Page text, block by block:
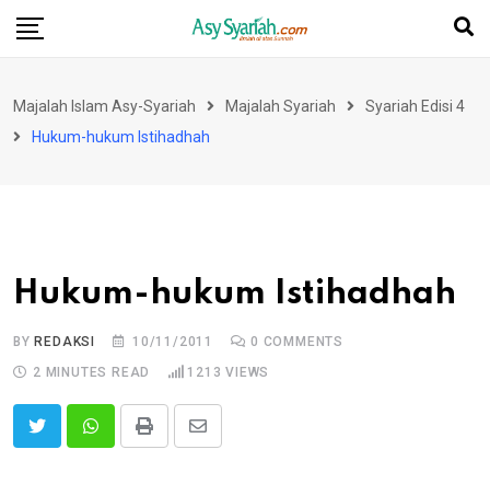
Skip
Majalah Islam Asy-Syariah Majalah Syariah
Syariah Edisi 4
Hukum-hukum Istihadhah
Hukum-hukum Istihadhah
BYREDAKSI 10/11/2011 0 COMMENTS
2 MINUTES READ
1213 VIEWS
Print
Share